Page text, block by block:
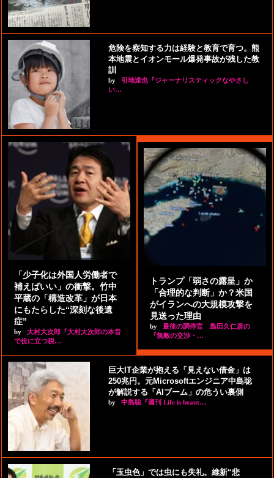
危険を察知する力は経験と教育で育つ。熊
本地震とイオンモール爆発事故が残した教
訓
by
引地達也『ジャーナリスティックなやさし
い…
「少子化は外国人労働者で
補えばいい」の衝撃。竹中
平蔵の「構造改革」が日本
にもたらした“深刻な後遺
症”
by
大村大次郎『大村大次郎の本音
で役に立つ税…
トランプ「弱さの露呈」か
「合理的な判断」か？米国
がイランへの大規模攻撃を
見送った理由
by
最後の調停官 島田久仁彦の
『無敵の交渉・…
巨大IT企業が抱える「見えない借金」は
250兆円。元Microsoftエンジニア中島聡
が解説する「AIブーム」の危うい裏側
by 中島聡『週刊 Life is beaut…
「玉虫色」では虫にも失礼。維新“悲